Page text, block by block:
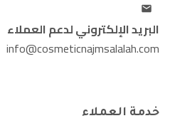
البريد الإلكتروني لدعم العملاء
info@cosmeticnajmsalalah.com
خدمة العملاء